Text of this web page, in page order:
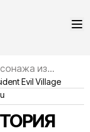
из...
Evil Village